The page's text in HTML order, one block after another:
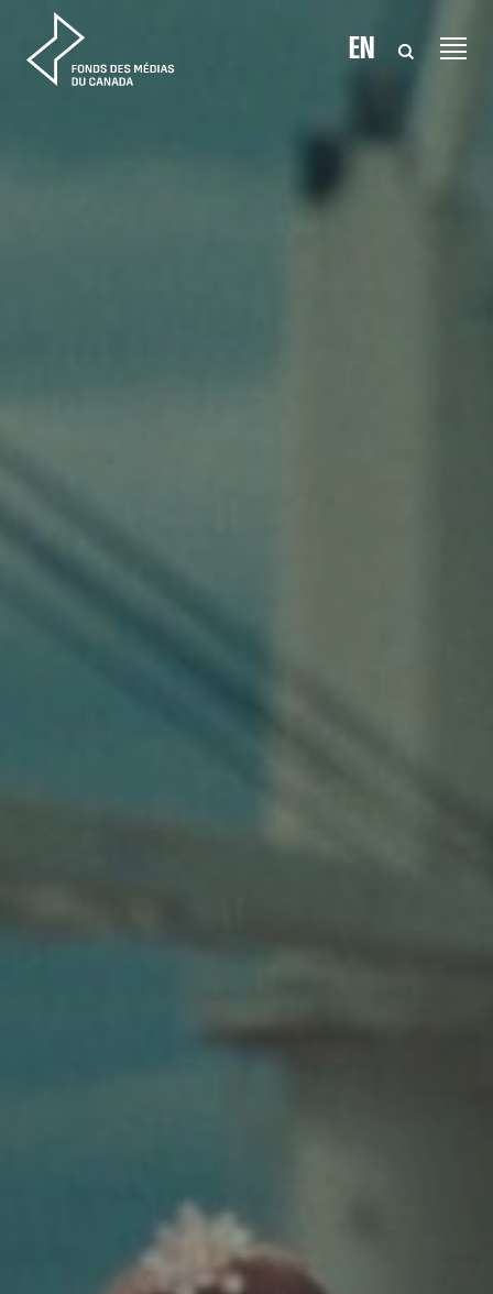
Aller au contenu EN